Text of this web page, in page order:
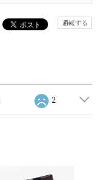
通報する
2